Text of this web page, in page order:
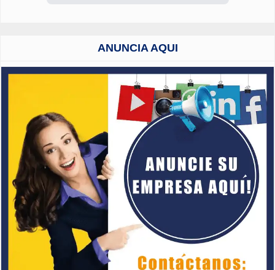
ANUNCIA AQUI